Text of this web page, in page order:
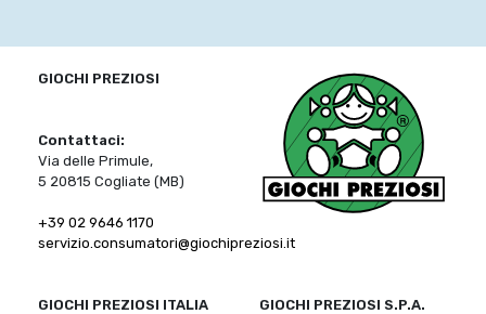
GIOCHI PREZIOSI
Contattaci:
Via delle Primule,
5 20815 Cogliate (MB)
+39 02 9646 1170
servizio.consumatori@giochipreziosi.it
GIOCHI PREZIOSI ITALIA
GIOCHI PREZIOSI S.P.A.